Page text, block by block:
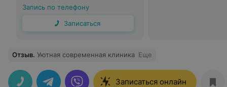
Запись по телефону
Записаться
Отзыв. Уютная современная клиника Еще
Записаться онлайн